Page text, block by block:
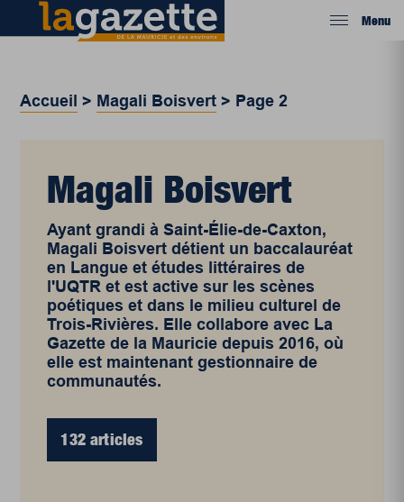
Menu
Accueil > Magali Boisvert > Page 2
Magali Boisvert
Ayant grandi à Saint-Élie-de-Caxton,
Magali Boisvert détient un baccalauréat
en Langue et études littéraires de
l'UQTR et est active sur les scènes
poétiques et dans le milieu culturel de
Trois-Rivières. Elle collabore avec La
Gazette de la Mauricie depuis 2016, où
elle est maintenant gestionnaire de
communautés.
132 articles